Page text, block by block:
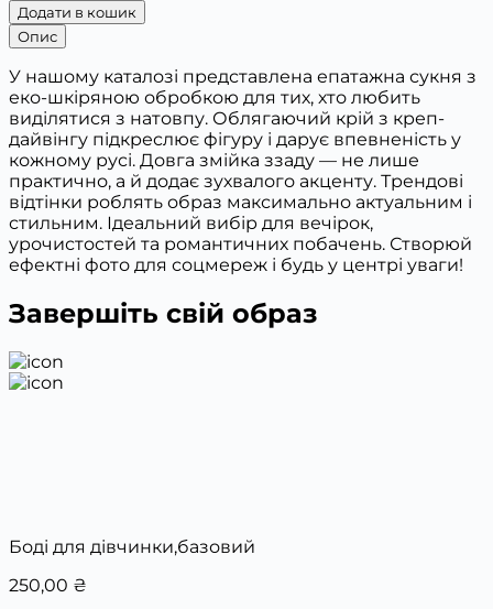
кількість
Додати в кошик
Опис
У нашому каталозі представлена епатажна сукня з
еко-шкіряною обробкою для тих, хто любить
виділятися з натовпу. Облягаючий крій з креп-
дайвінгу підкреслює фігуру і дарує впевненість у
кожному русі. Довга змійка ззаду — не лише
практично, а й додає зухвалого акценту. Трендові
відтінки роблять образ максимально актуальним і
стильним. Ідеальний вибір для вечірок,
урочистостей та романтичних побачень. Створюй
ефектні фото для соцмереж і будь у центрі уваги!
Завершіть свій образ
Боді для дівчинки,базовий
250,00 ₴